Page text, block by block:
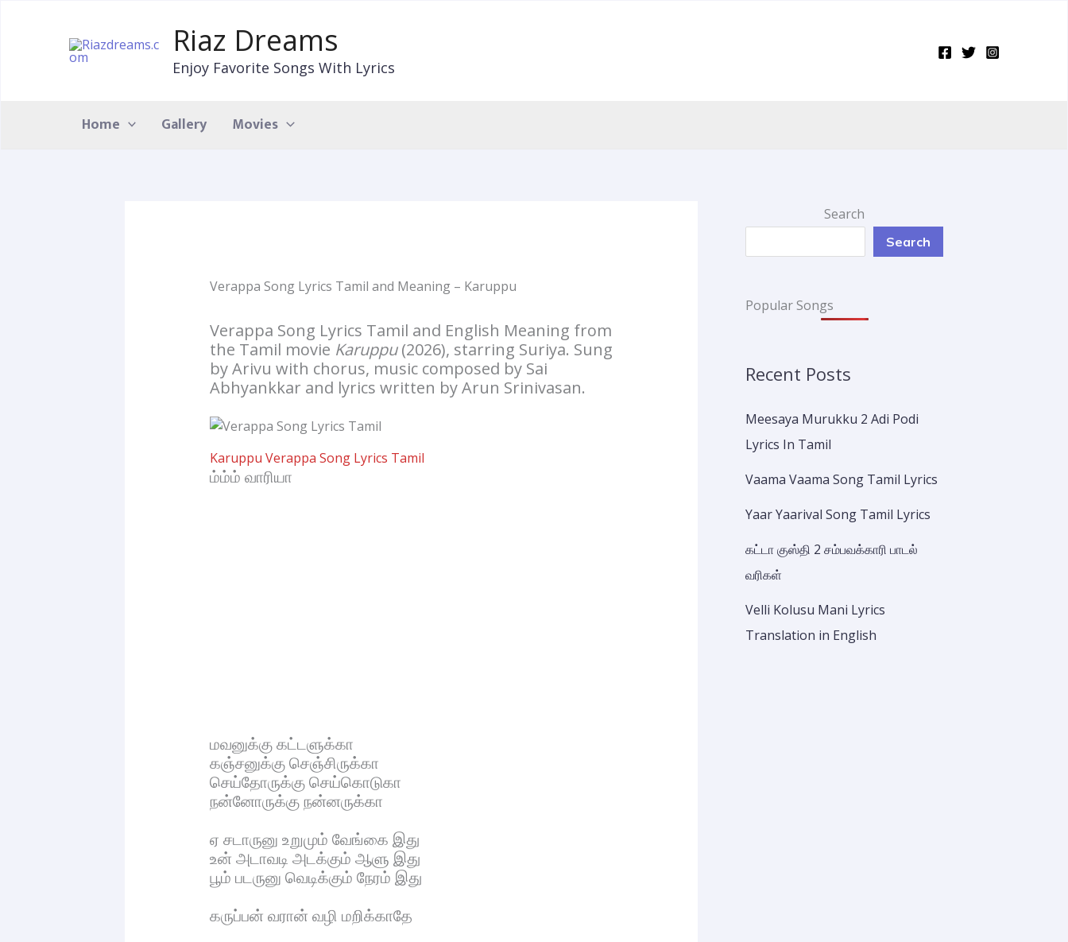
Riaz Dreams
Enjoy Favorite Songs With Lyrics
Home Gallery Movies
Verappa Song Lyrics Tamil and Meaning – Karuppu
Verappa Song Lyrics Tamil and English Meaning from
the Tamil movie Karuppu(2026), starring Suriya. Sung
by Arivu with chorus, music composed by Sai
Abhyankkar and lyrics written by Arun Srinivasan.
Karuppu Verappa Song Lyrics Tamil
ம்ம்ம் வாரியா
மவனுக்கு கட்டளுக்கா
கஞ்சனுக்கு செஞ்சிருக்கா
செய்தோருக்கு செய்கொடுகா
நன்னோருக்கு நன்னருக்கா
ஏ சடாருனு உறுமும் வேங்கை இது
உன் அடாவடி அடக்கும் ஆளு இது
பூம் படருனு வெடிக்கும் நேரம் இது
கருப்பன் வரான் வழி மறிக்காதே
Search
Search
Popular Songs
Recent Posts
Meesaya Murukku 2 Adi Podi
Lyrics In Tamil
Vaama Vaama Song Tamil Lyrics
Yaar Yaarival Song Tamil Lyrics
கட்டா குஸ்தி 2 சம்பவக்காரி பாடல்
வரிகள்
Velli Kolusu Mani Lyrics
Translation in English